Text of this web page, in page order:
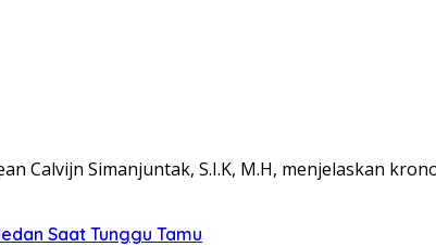
Calvijn Simanjuntak, S.I.K, M.H, menjelaskan
Saat Tunggu Tamu